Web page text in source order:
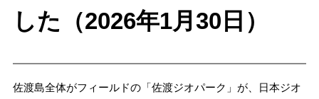
した（2026年1月30日）
佐渡島全体がフィールドの「佐渡ジオパーク」が、日本ジオ